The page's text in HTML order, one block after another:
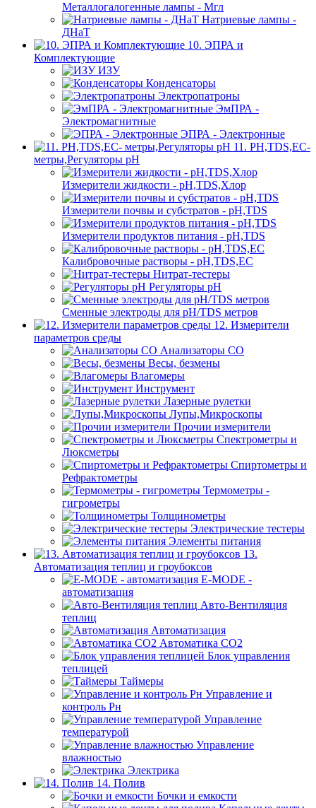
Металлогалогенные лампы - Мгл
Натриевые лампы -
ДНаТ
10. ЭПРА и
Комплектующие
ИЗУ
Конденсаторы
Электропатроны
ЭмПРА -
Электромагнитные
ЭПРА - Электронные
11. PH,TDS,EC-
метры,Регуляторы pН
Измерители жидкости - pH,TDS,Хлор
Измерители почвы и субстратов - pH,TDS
Измерители продуктов питания - pH,TDS
Калибровочные растворы - pH,TDS,EC
Нитрат-тестеры
Регуляторы pН
Сменные электроды для pH/TDS метров
12. Измерители
параметров среды
Анализаторы CO
Весы, безмены
Влагомеры
Инструмент
Лазерные рулетки
Лупы,Микроскопы
Прочии измерители
Спектрометры и
Люксметры
Спиртометры и
Рефрактометры
Термометры -
гигрометры
Толщинометры
Электрические тестеры
Элементы питания
13.
Автоматизация теплиц и гроубоксов
E-MODE -
автоматизация
Авто-Вентиляция
теплиц
Автоматизация
Автоматика СО2
Блок управления
теплицей
Таймеры
Управление и
контроль Рн
Управление
температурой
Управление
влажностью
Электрика
14. Полив
Бочки и емкости